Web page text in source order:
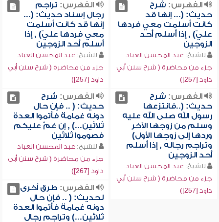
الفهرس: شرح
حديث: (... إنها قد
كانت أسلمت معي فردها
عليّ) , إذا أسلم أحد
الزوجين
للشيخ: عبد المحسن العباد
جزء من محاضرة ( شرح سنن أبي
داود [257])
الفهرس: تراجم
رجال إسناد حديث: (...
إنها قد كانت أسلمت
معي فردها عليّ) , إذا
أسلم أحد الزوجين
للشيخ: عبد المحسن العباد
جزء من محاضرة ( شرح سنن أبي
داود [257])
الفهرس: شرح
حديث: (..فانتزعها
رسول الله صلى الله عليه
وسلم من زوجها الآخر
وردها إلى زوجها الأول)
وتراجم رجاله , إذا أسلم
أحد الزوجين
للشيخ: عبد المحسن العباد
جزء من محاضرة ( شرح سنن أبي
داود [257])
الفهرس: شرح
حديث: ( .. فإن حال
دونه غمامة فأتموا العدة
ثلاثين...) , إن غمّ عليكم
فصوموا ثلاثين
للشيخ: عبد المحسن العباد
جزء من محاضرة ( شرح سنن أبي
داود [267])
الفهرس: طرق أخرى
لحديث: ( .. فإن حال
دونه غمامة فأتموا العدة
ثلاثين...) وتراجم رجال